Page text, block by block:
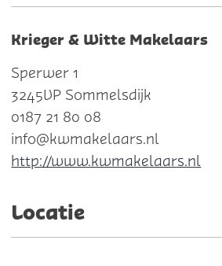
Krieger & Witte Makelaars
Sperwer 1
3245VP Sommelsdijk
0187 21 80 08
info@kwmakelaars.nl
http://www.kwmakelaars.nl
Locatie